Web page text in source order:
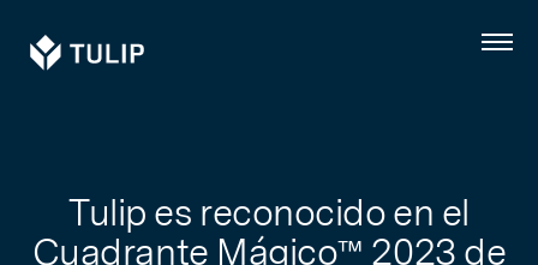
Tulip Menú
Tulip es reconocido en el
Cuadrante Mágico™ 2023 de